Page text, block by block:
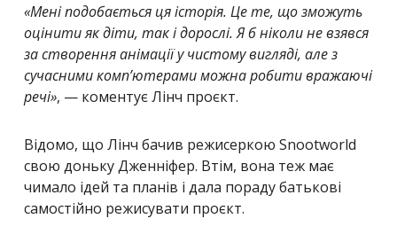
«Мені подобається ця історія. Це те, що зможуть
оцінити як діти, так і дорослі. Я б ніколи не взявся
за створення анімації у чистому вигляді, але з
сучасними компʼютерами можна робити вражаючі
речі», — коментує Лінч проєкт.
Відомо, що Лінч бачив режисеркою Snootworld
свою доньку Дженніфер. Втім, вона теж має
чимало ідей та планів і дала пораду батькові
самостійно режисувати проєкт.